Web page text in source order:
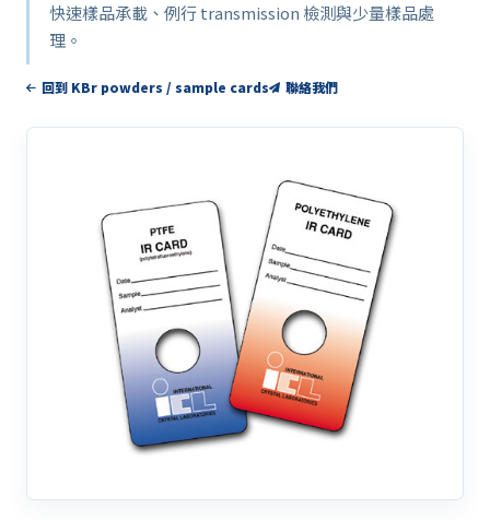
快速樣品承載、例行 transmission 檢測與少量樣品處
理。
回到 KBr powders / sample cards 聯絡我們